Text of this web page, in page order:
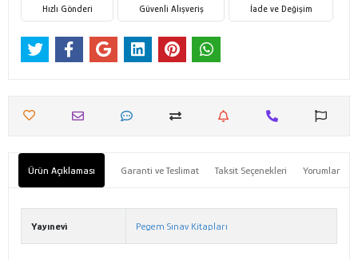
Hızlı Gönderi Güvenli Alışveriş İade ve Değişim
Ürün Açıklaması Garanti ve Teslimat Taksit Seçenekleri Yorumlar
Yayınevi Pegem Sınav Kitapları